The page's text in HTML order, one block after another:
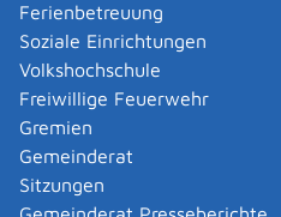
Ferienbetreuung
Soziale Einrichtungen
Volkshochschule
Freiwillige Feuerwehr
Gremien
Gemeinderat
Sitzungen